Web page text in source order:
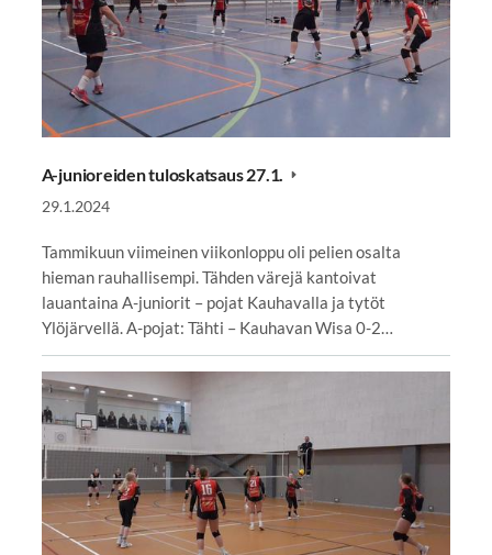
A-junioreiden tuloskatsaus 27.1.
29.1.2024
Tammikuun viimeinen viikonloppu oli pelien osalta
hieman rauhallisempi. Tähden värejä kantoivat
lauantaina A-juniorit – pojat Kauhavalla ja tytöt
Ylöjärvellä. A-pojat: Tähti – Kauhavan Wisa 0-2…